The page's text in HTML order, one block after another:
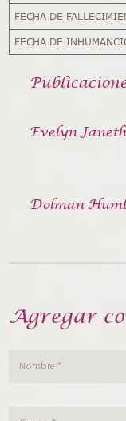
FECHA DE
FECHA DE
Evelyn
Dolman
Agregar